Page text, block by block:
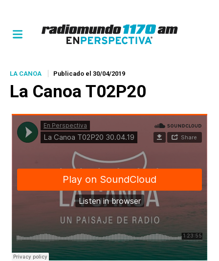
LA CANOA Publicado el 30/04/2019
La Canoa T02P20